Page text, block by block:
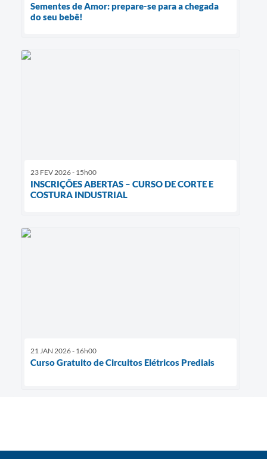
Sementes de Amor: prepare-se para a chegada
do seu bebê!
23 FEV 2026 - 15h00
INSCRIÇÕES ABERTAS – CURSO DE CORTE E
COSTURA INDUSTRIAL
21 JAN 2026 - 16h00
Curso Gratuito de Circuitos Elétricos Prediais